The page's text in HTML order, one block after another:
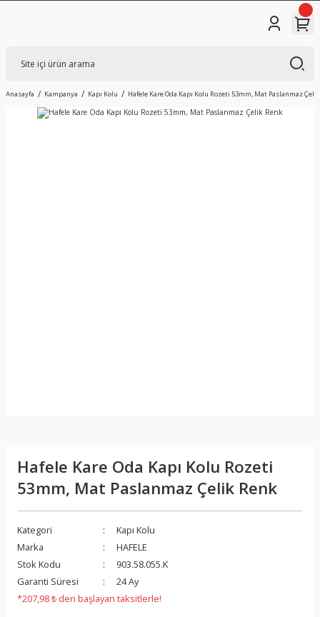
Anasayfa Kampanya Kapı Kolu Hafele Kare Oda Kapı Kolu Rozeti 53mm, Mat Paslanmaz
Hafele Kare Oda Kapı Kolu Rozeti
53mm, Mat Paslanmaz Çelik Renk
Kategori
Kapı Kolu
Marka
HAFELE
Stok Kodu
903.58.055.K
Garanti Süresi
24 Ay
*207,98 ₺ den başlayan taksitlerle!